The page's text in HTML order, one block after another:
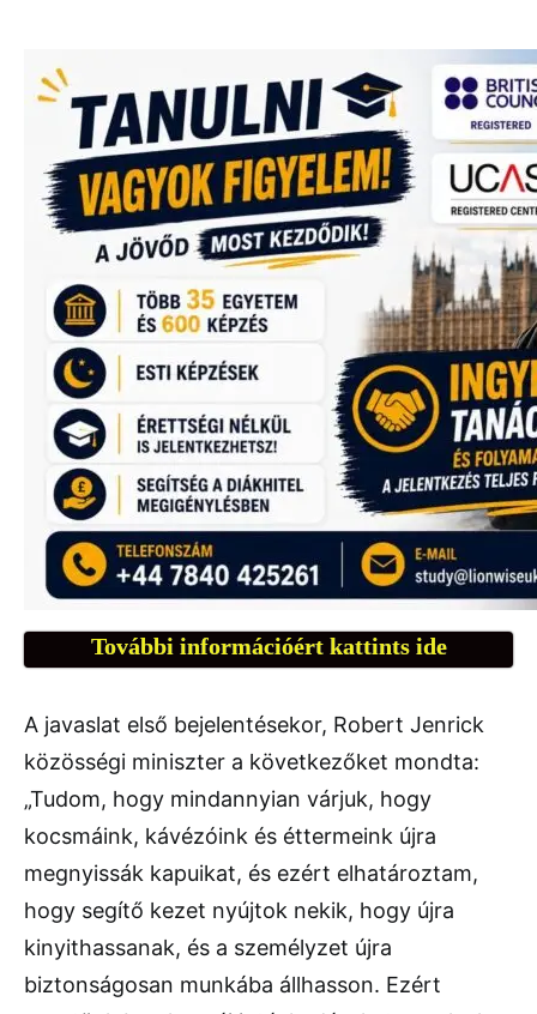
További információért kattints ide
A javaslat első bejelentésekor, Robert Jenrick
közösségi miniszter a következőket mondta:
„Tudom, hogy mindannyian várjuk, hogy
kocsmáink, kávézóink és éttermeink újra
megnyissák kapuikat, és ezért elhatároztam,
hogy segítő kezet nyújtok nekik, hogy újra
kinyithassanak, és a személyzet újra
biztonságosan munkába állhasson. Ezért